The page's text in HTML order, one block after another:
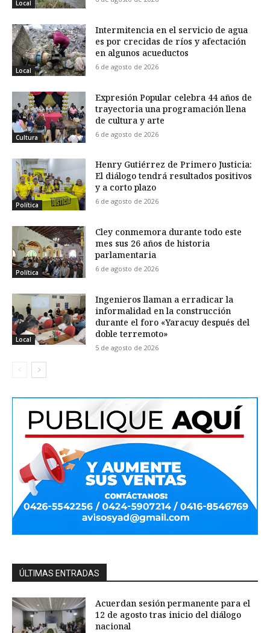
Local
Local
Intermitencia en el servicio de agua
es por crecidas de ríos y afectación
en algunos acueductos
6 de agosto de 2026
Cultura
Expresión Popular celebra 44 años de
trayectoria una programación llena
de cultura y arte
6 de agosto de 2026
Política
Henry Gutiérrez de Primero Justicia:
El diálogo tendrá resultados positivos
y a corto plazo
6 de agosto de 2026
Política
Cley conmemora durante todo este
mes sus 26 años de historia
parlamentaria
6 de agosto de 2026
Local
Ingenieros llaman a erradicar la
informalidad en la construcción
durante el foro «Yaracuy después del
doble terremoto»
5 de agosto de 2026
ÚLTIMAS ENTRADAS
Acuerdan sesión permanente para el
12 de agosto tras inicio del diálogo
nacional